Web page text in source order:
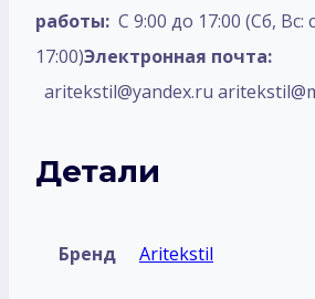
работы: С 9:00 до 17:00 (Сб, Вс:
17:00)Электронная почта:
aritekstil@yandex.ru
Детали
Бренд Aritekstil